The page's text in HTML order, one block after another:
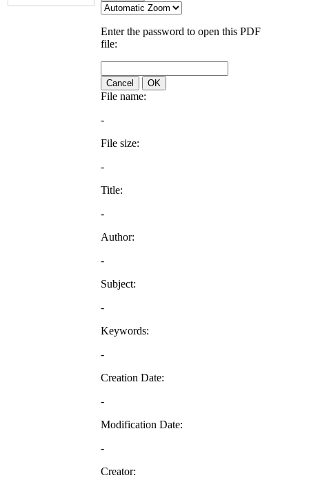
Enter the password to open this PDF
file:
Cancel OK
File name:
-
File size:
-
Title:
-
Author:
-
Subject:
-
Keywords:
-
Creation Date:
-
Modification Date:
-
Creator: